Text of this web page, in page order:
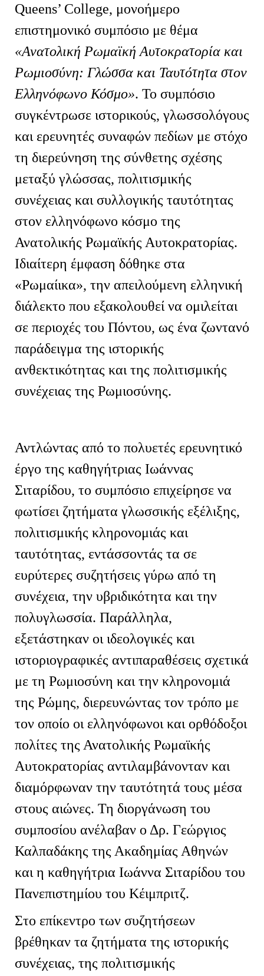
Queens’ College, μονοήμερο
επιστημονικό συμπόσιο με θέμα
«Ανατολική Ρωμαϊκή Αυτοκρατορία και
Ρωμιοσύνη: Γλώσσα και Ταυτότητα στον
Ελληνόφωνο Κόσμο». Το συμπόσιο
συγκέντρωσε ιστορικούς, γλωσσολόγους
και ερευνητές συναφών πεδίων με στόχο
τη διερεύνηση της σύνθετης σχέσης
μεταξύ γλώσσας, πολιτισμικής
συνέχειας και συλλογικής ταυτότητας
στον ελληνόφωνο κόσμο της
Ανατολικής Ρωμαϊκής Αυτοκρατορίας.
Ιδιαίτερη έμφαση δόθηκε στα
«Ρωμαίικα», την απειλούμενη ελληνική
διάλεκτο που εξακολουθεί να ομιλείται
σε περιοχές του Πόντου, ως ένα ζωντανό
παράδειγμα της ιστορικής
ανθεκτικότητας και της πολιτισμικής
συνέχειας της Ρωμιοσύνης.
Αντλώντας από το πολυετές ερευνητικό
έργο της καθηγήτριας Ιωάννας
Σιταρίδου, το συμπόσιο επιχείρησε να
φωτίσει ζητήματα γλωσσικής εξέλιξης,
πολιτισμικής κληρονομιάς και
ταυτότητας, εντάσσοντάς τα σε
ευρύτερες συζητήσεις γύρω από τη
συνέχεια, την υβριδικότητα και την
πολυγλωσσία. Παράλληλα,
εξετάστηκαν οι ιδεολογικές και
ιστοριογραφικές αντιπαραθέσεις σχετικά
με τη Ρωμιοσύνη και την κληρονομιά
της Ρώμης, διερευνώντας τον τρόπο με
τον οποίο οι ελληνόφωνοι και ορθόδοξοι
πολίτες της Ανατολικής Ρωμαϊκής
Αυτοκρατορίας αντιλαμβάνονταν και
διαμόρφωναν την ταυτότητά τους μέσα
στους αιώνες. Τη διοργάνωση του
συμποσίου ανέλαβαν ο Δρ. Γεώργιος
Καλπαδάκης της Ακαδημίας Αθηνών
και η καθηγήτρια Ιωάννα Σιταρίδου του
Πανεπιστημίου του Κέιμπριτζ.
Στο επίκεντρο των συζητήσεων
βρέθηκαν τα ζητήματα της ιστορικής
συνέχειας, της πολιτισμικής